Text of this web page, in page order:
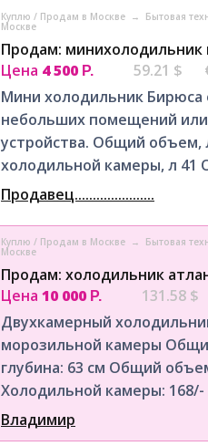
Куплю / Продам в Москве → Бытовая
Москве
Продам: минихолодильник
Цена 4 500 Р. 59.21 $
Мини холодильник
небольших помещений
устройства. Общий
холодильной камеры, л
Продавец......................
Куплю / Продам в Москве → Бытовая
Москве
Продам: холодильник
Цена 10 000 Р. 131.58 $
Двухкамерный
морозильной камеры
глубина: 63 см Общий
Холодильной камеры:
Владимир